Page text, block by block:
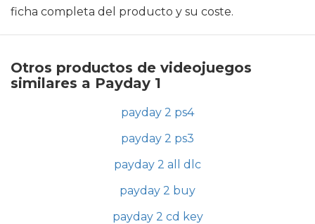
ficha completa del producto y su coste.
Otros productos de videojuegos
similares a Payday 1
payday 2 ps4
payday 2 ps3
payday 2 all dlc
payday 2 buy
payday 2 cd key